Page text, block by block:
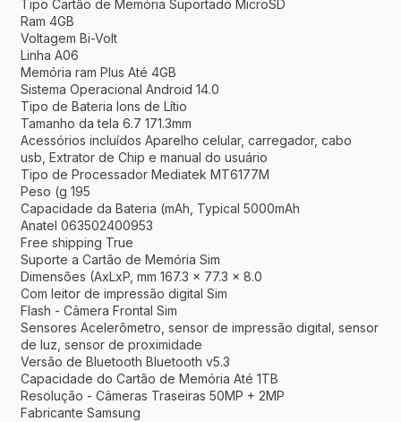
Tipo Cartão de Memória Suportado MicroSD
Ram 4GB
Voltagem Bi-Volt
Linha A06
Memória ram Plus Até 4GB
Sistema Operacional Android 14.0
Tipo de Bateria Ions de Lítio
Tamanho da tela 6.7 171.3mm
Acessórios incluídos Aparelho celular, carregador, cabo
usb, Extrator de Chip e manual do usuário
Tipo de Processador Mediatek MT6177M
Peso (g 195
Capacidade da Bateria (mAh, Typical 5000mAh
Anatel 063502400953
Free shipping True
Suporte a Cartão de Memória Sim
Dimensões (AxLxP, mm 167.3 x 77.3 x 8.0
Com leitor de impressão digital Sim
Flash - Câmera Frontal Sim
Sensores Acelerômetro, sensor de impressão digital, sensor
de luz, sensor de proximidade
Versão de Bluetooth Bluetooth v5.3
Capacidade do Cartão de Memória Até 1TB
Resolução - Câmeras Traseiras 50MP + 2MP
Fabricante Samsung